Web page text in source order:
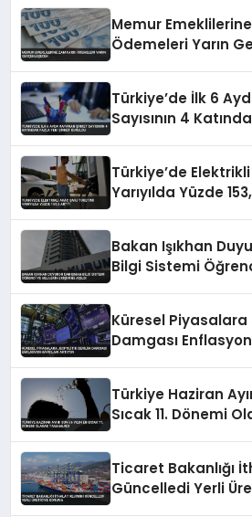
Memur
Ödemeleri Yarın
Türkiye’de İlk 6
Sayısının 4
Türkiye’de
Yarıyılda Yüzde
Bakan Işıkhan
Bilgi Sistemi
Küresel
Damgası
Türkiye Haziran
Sıcak 11. Dönemi
Ticaret Bakanlığı
Güncelledi Yerli